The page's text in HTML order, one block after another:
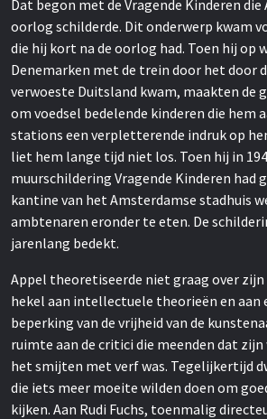
Dat begon met de Vragende Kinderen
oorlog schilderde. Dit onderwerp kwam
die hij kort na de oorlog had. Toen hij op
Denemarken met de trein door het door
verwoeste Duitsland kwam, maakten de
om voedsel bedelende kinderen die hem
stations een verpletterende indruk op
liet hem lange tijd niet los. Toen hij in
muurschildering Vragende Kinderen had
kantine van het Amsterdamse stadhuis
ambtenaren eronder te eten. De
jarenlang bedekt.
Appel theoretiseerde niet graag over zijn
hekel aan intellectuele theorieën en aan
beperking van de vrijheid van de
ruimte aan de critici die meenden dat
het smijten met verf was. Tegelijkertijd
die iets meer moeite wilden doen om
kijken. Aan Rudi Fuchs, toenmalig